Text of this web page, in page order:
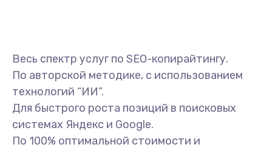
Весь спектр услуг по SEO-копирайтингу.
По авторской методике, с использованием
технологий “ИИ”.
Для быстрого роста позиций в поисковых
системах Яндекс и Google.
По 100% оптимальной стоимости и